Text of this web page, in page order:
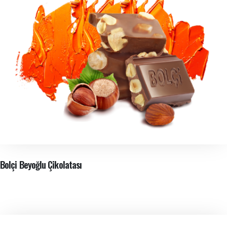
Bolçi Beyoğlu Çikolatası